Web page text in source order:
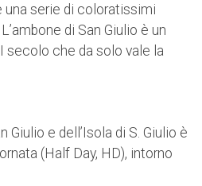
serie di coloratissimi
di San Giulio è un
secolo che da solo vale la
Giulio e dell’Isola di S. Giulio è
(Half Day, HD), intorno